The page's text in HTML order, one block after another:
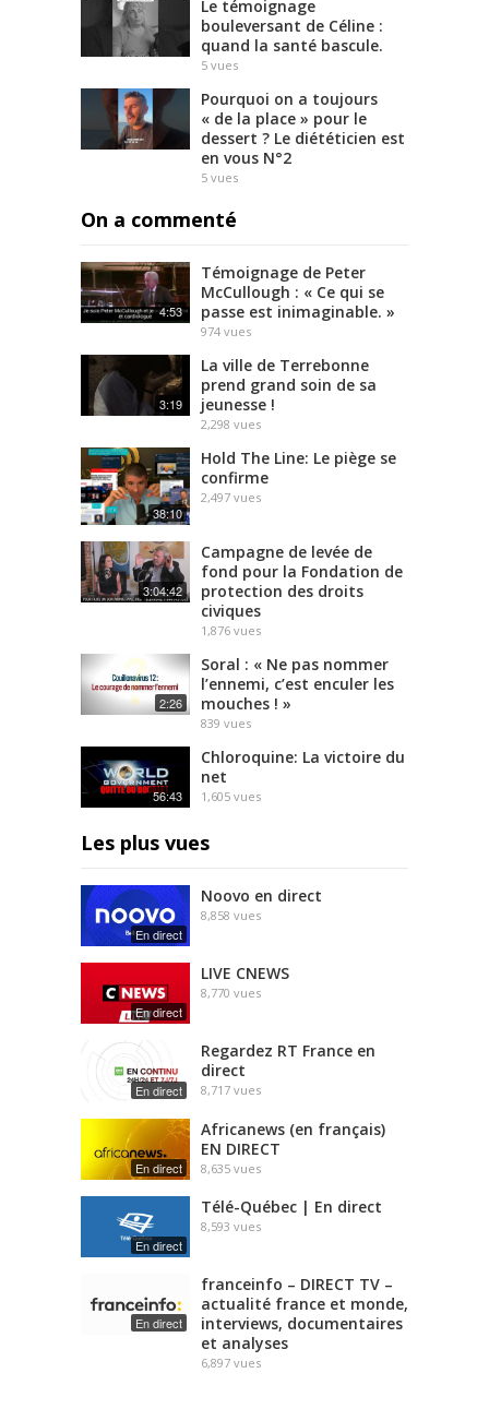
Le témoignage
bouleversant de Céline :
quand la santé bascule.
5 vues
Pourquoi on a toujours
« de la place » pour le
dessert ? Le diététicien est
en vous N°2
5 vues
On a commenté
4:53
Témoignage de Peter
McCullough : « Ce qui se
passe est inimaginable. »
974 vues
3:19
La ville de Terrebonne
prend grand soin de sa
jeunesse !
2,298 vues
38:10
Hold The Line: Le piège se
confirme
2,497 vues
3:04:42
Campagne de levée de
fond pour la Fondation de
protection des droits
civiques
1,876 vues
2:26
Soral : « Ne pas nommer
l’ennemi, c’est enculer les
mouches ! »
839 vues
56:43
Chloroquine: La victoire du
net
1,605 vues
Les plus vues
En direct
Noovo en direct
8,858 vues
En direct
LIVE CNEWS
8,770 vues
En direct
Regardez RT France en
direct
8,717 vues
En direct
Africanews (en français)
EN DIRECT
8,635 vues
En direct
Télé-Québec | En direct
8,593 vues
En direct
franceinfo – DIRECT TV –
actualité france et monde,
interviews, documentaires
et analyses
6,897 vues